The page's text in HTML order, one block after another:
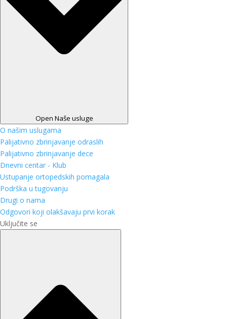
Open Naše usluge
O našim uslugama
Palijativno zbrinjavanje odraslih
Palijativno zbrinjavanje dece
Dnevni centar - Klub
Ustupanje ortopedskih pomagala
Podrška u tugovanju
Drugi o nama
Odgovori koji olakšavaju prvi korak
Uključite se